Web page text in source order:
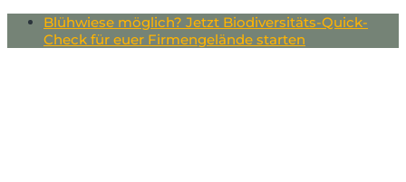
Blühwiese möglich? Jetzt Biodiversitäts-Quick-
Check für euer Firmengelände starten